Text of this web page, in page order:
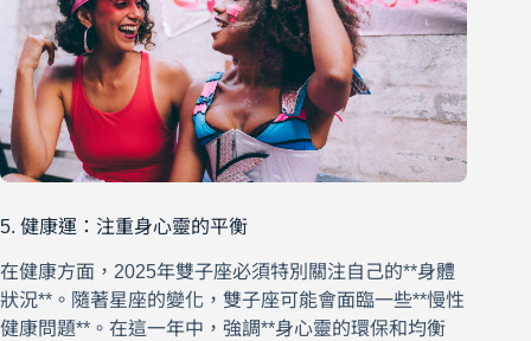
5. 健康運：注重身心靈的平衡
在健康方面，2025年雙子座必須特別關注自己的**身體
狀況**。隨著星座的變化，雙子座可能會面臨一些**慢性
健康問題**。在這一年中，強調**身心靈的環保和均衡